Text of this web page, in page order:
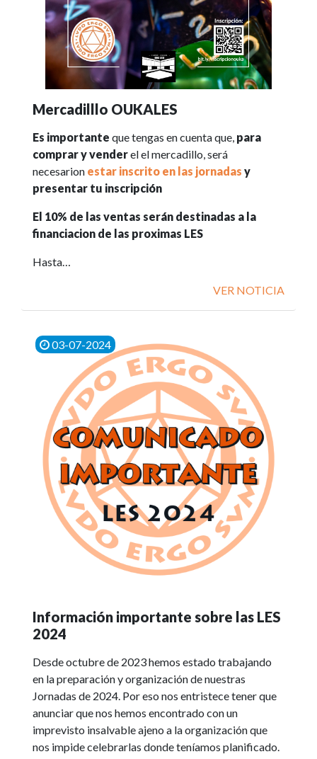
Mercadilllo OUKALES
Es importante que tengas en cuenta que, para
comprar y venderel el mercadillo, será
necesarion estar inscrito en las jornadas y
presentar tu inscripción
El 10% de las ventas serán destinadas a la
financiacion de las proximas LES
Hasta…
VER NOTICIA
03-07-2024
Información importante sobre las LES
2024
Desde octubre de 2023 hemos estado trabajando
en la preparación y organización de nuestras
Jornadas de 2024. Por eso nos entristece tener que
anunciar que nos hemos encontrado con un
imprevisto insalvable ajeno a la organización que
nos impide celebrarlas donde teníamos planificado.